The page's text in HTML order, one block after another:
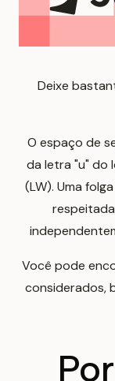
Deixe
O espaço de
da letra "u" do
(LW). Uma
Você pode
considerados,